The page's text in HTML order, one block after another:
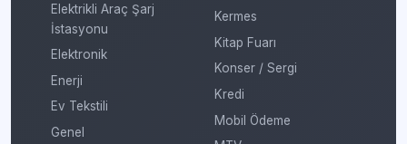
Elektrikli Araç Şarj
İstasyonu
Elektronik
Enerji
Ev Tekstili
Genel
Kermes
Kitap Fuarı
Konser / Sergi
Kredi
Mobil Ödeme